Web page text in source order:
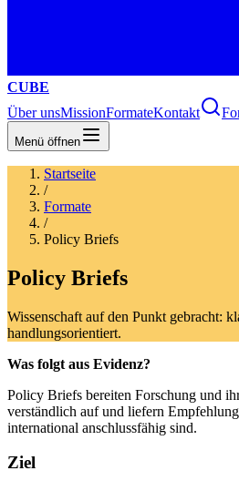
CUBE
Über unsMissionFormateKontakt
Menü öffnen
Startseite
/
Formate
/
Policy Briefs
Policy Briefs
Wissenschaft auf den Punkt gebracht:
handlungsorientiert.
Was folgt aus Evidenz?
Policy Briefs bereiten Forschung und
verständlich auf und liefern
international anschlussfähig sind.
Ziel